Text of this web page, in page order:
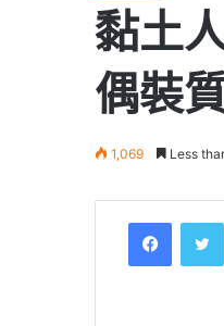
黏土
偶裝
1,069 Less